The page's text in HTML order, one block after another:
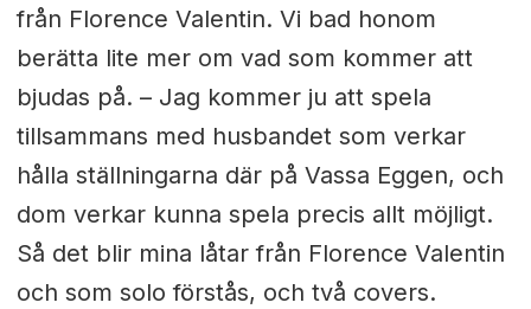
från Florence Valentin. Vi bad honom
berätta lite mer om vad som kommer att
bjudas på. – Jag kommer ju att spela
tillsammans med husbandet som verkar
hålla ställningarna där på Vassa Eggen, och
dom verkar kunna spela precis allt möjligt.
Så det blir mina låtar från Florence Valentin
och som solo förstås, och två covers.